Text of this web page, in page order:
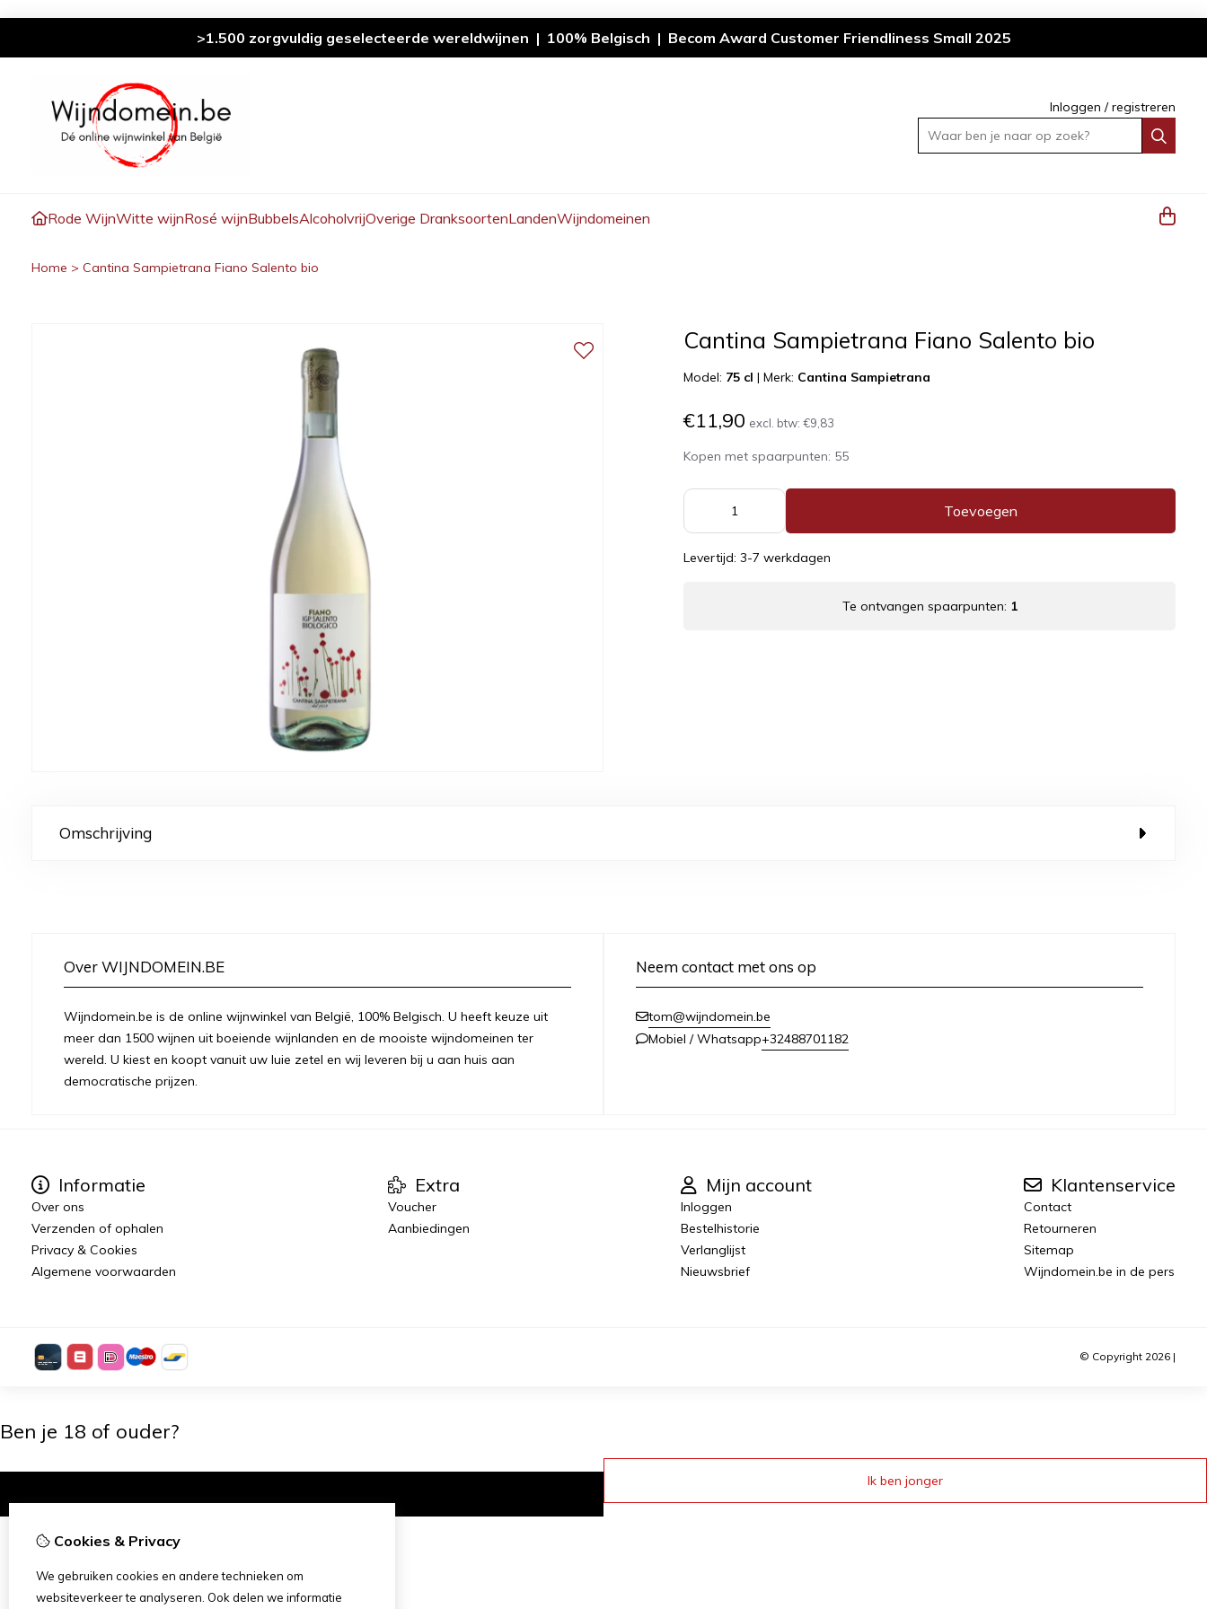
>1.500 zorgvuldig geselecteerde wereldwijnen | 100% Belgisch | Becom Award Customer Friendliness Small 2025
Inloggen /registreren
Waar ben je naar op zoek?
Rode WijnWitte wijnRosé wijnBubbelsAlcoholvrijOverige DranksoortenLandenWijndomeinen
Home > Cantina Sampietrana Fiano Salento bio
Cantina Sampietrana Fiano Salento bio
Model: 75 cl |Merk: Cantina Sampietrana
€11,90 excl. btw:€9,83
Kopen met spaarpunten: 55
Toevoegen
Levertijd: 3-7 werkdagen
Te ontvangen spaarpunten: 1
Omschrijving
Over WIJNDOMEIN.BE
Wijndomein.be is de online wijnwinkel van België, 100% Belgisch. U heeft keuze uit
meer dan 1500 wijnen uit boeiende wijnlanden en de mooiste wijndomeinen ter
wereld. U kiest en koopt vanuit uw luie zetel en wij leveren bij u aan huis aan
democratische prijzen.
Neem contact met ons op
tom@wijndomein.be
Mobiel / Whatsapp+32488701182
Informatie
Over ons
Verzenden of ophalen
Privacy & Cookies
Algemene voorwaarden
Extra
Voucher
Aanbiedingen
Mijn account
Inloggen
Bestelhistorie
Verlanglijst
Nieuwsbrief
Klantenservice
Contact
Retourneren
Sitemap
Wijndomein.be in de pers
© Copyright 2026 |
Cookies & Privacy
We gebruiken cookies en andere technieken om
websiteverkeer te analyseren. Ook delen we informatie
Ben je 18 of ouder?
Ik ben jonger